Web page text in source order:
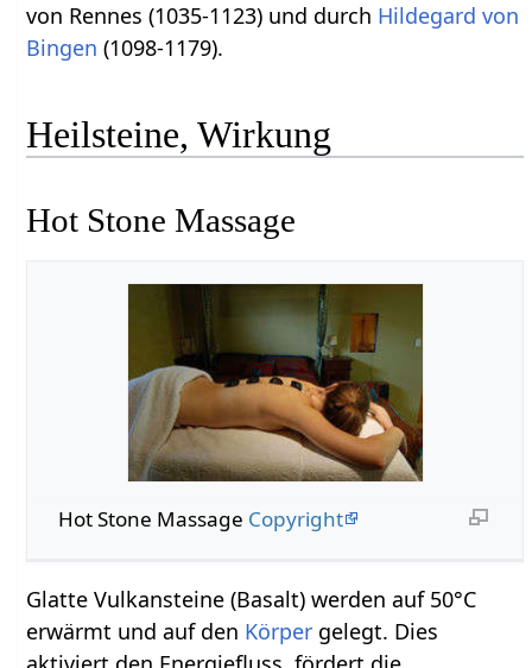
von Rennes (1035-1123) und durch Hildegard von
Bingen (1098-1179).
Heilsteine, Wirkung
Hot Stone Massage
Hot Stone Massage Copyright
Glatte Vulkansteine (Basalt) werden auf 50°C
erwärmt und auf den Körper gelegt. Dies